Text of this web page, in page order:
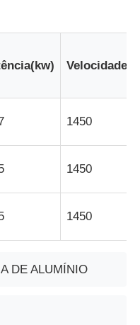
1450
1450
1450
DE ALUMÍNIO